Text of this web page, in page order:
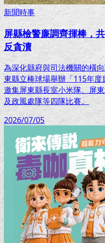
新聞時事
屏縣檢警廉調齊揮棒，
反貪瀆
為深化縣府與司法機關的橫
東縣立棒球場舉辦「115年
邀集屏東縣長室小米隊、屏
及政風處隊等四隊比賽。
2026/07/05